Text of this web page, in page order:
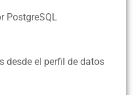
PostgreSQL
desde el perfil de datos